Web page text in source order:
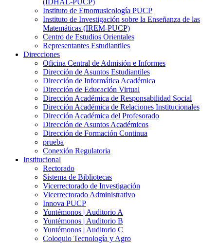
(IDHAL-PUCP)
Instituto de Etnomusicología PUCP
Instituto de Investigación sobre la Enseñanza de las
Matemáticas (IREM-PUCP)
Centro de Estudios Orientales
Representantes Estudiantiles
Direcciones
Oficina Central de Admisión e Informes
Dirección de Asuntos Estudiantiles
Dirección de Informática Académica
Dirección de Educación Virtual
Dirección Académica de Responsabilidad Social
Dirección Académica de Relaciones Institucionales
Dirección Académica del Profesorado
Dirección de Asuntos Académicos
Dirección de Formación Continua
prueba
Conexión Regulatoria
Institucional
Rectorado
Sistema de Bibliotecas
Vicerrectorado de Investigación
Vicerrectorado Administrativo
Innova PUCP
Yuntémonos | Auditorio A
Yuntémonos | Auditorio B
Yuntémonos | Auditorio C
Coloquio Tecnología y Agro